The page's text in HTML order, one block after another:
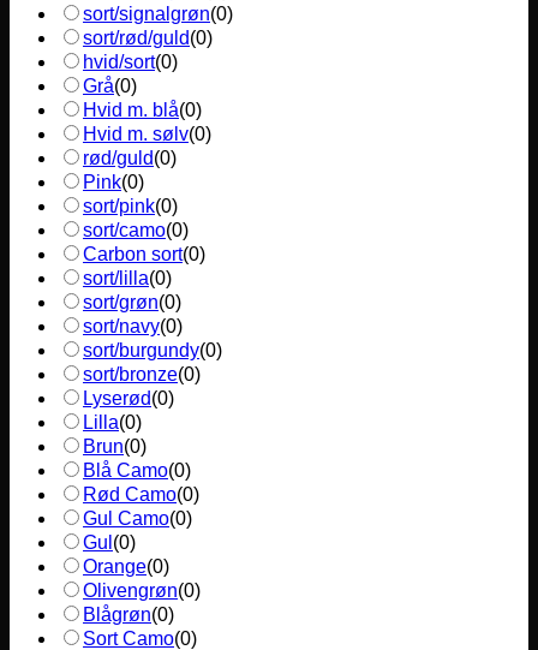
sort/signalgrøn(0)
sort/rød/guld(0)
hvid/sort(0)
Grå(0)
Hvid m. blå(0)
Hvid m. sølv(0)
rød/guld(0)
Pink(0)
sort/pink(0)
sort/camo(0)
Carbon sort(0)
sort/lilla(0)
sort/grøn(0)
sort/navy(0)
sort/burgundy(0)
sort/bronze(0)
Lyserød(0)
Lilla(0)
Brun(0)
Blå Camo(0)
Rød Camo(0)
Gul Camo(0)
Gul (0)
Orange(0)
Olivengrøn(0)
Blågrøn(0)
Sort Camo(0)